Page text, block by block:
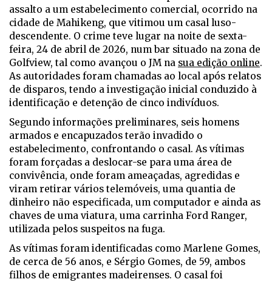
assalto a um estabelecimento comercial, ocorrido na
cidade de Mahikeng, que vitimou um casal luso-
descendente. O crime teve lugar na noite de sexta-
feira, 24 de abril de 2026, num bar situado na zona de
Golfview, tal como avançou o JM na sua edição online.
As autoridades foram chamadas ao local após relatos
de disparos, tendo a investigação inicial conduzido à
identificação e detenção de cinco indivíduos.
Segundo informações preliminares, seis homens
armados e encapuzados terão invadido o
estabelecimento, confrontando o casal. As vítimas
foram forçadas a deslocar-se para uma área de
convivência, onde foram ameaçadas, agredidas e
viram retirar vários telemóveis, uma quantia de
dinheiro não especificada, um computador e ainda as
chaves de uma viatura, uma carrinha Ford Ranger,
utilizada pelos suspeitos na fuga.
As vítimas foram identificadas como Marlene Gomes,
de cerca de 56 anos, e Sérgio Gomes, de 59, ambos
filhos de emigrantes madeirenses. O casal foi